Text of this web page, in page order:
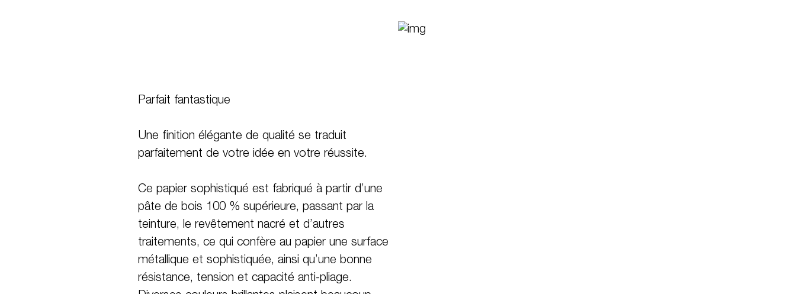
Parfait fantastique
Une finition élégante de qualité se traduit
parfaitement de votre idée en votre réussite.
Ce papier sophistiqué est fabriqué à partir d’une
pâte de bois 100 % supérieure, passant par la
teinture, le revêtement nacré et d’autres
traitements, ce qui confère au papier une surface
métallique et sophistiquée, ainsi qu’une bonne
résistance, tension et capacité anti-pliage.